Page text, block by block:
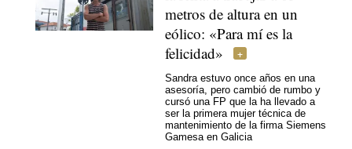
metros de altura en un
eólico: «Para mí es la
felicidad»
Sandra estuvo once años en una
asesoría, pero cambió de rumbo y
cursó una FP que la ha llevado a
ser la primera mujer técnica de
mantenimiento de la firma Siemens
Gamesa en Galicia